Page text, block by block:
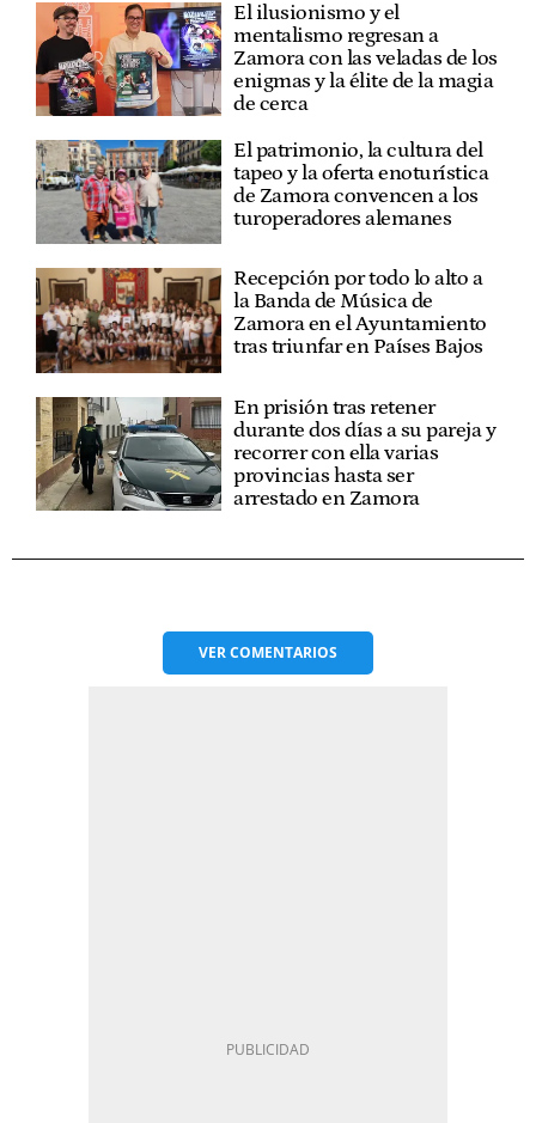
El ilusionismo y el
mentalismo regresan a
Zamora con las veladas de los
enigmas y la élite de la magia
de cerca
El patrimonio, la cultura del
tapeo y la oferta enoturística
de Zamora convencen a los
turoperadores alemanes
Recepción por todo lo alto a
la Banda de Música de
Zamora en el Ayuntamiento
tras triunfar en Países Bajos
En prisión tras retener
durante dos días a su pareja y
recorrer con ella varias
provincias hasta ser
arrestado en Zamora
VERCOMENTARIOS